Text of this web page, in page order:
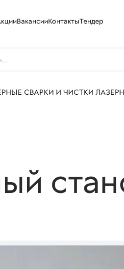
ВакансииКонтактыТендер
СВАРКИ И ЧИСТКИ